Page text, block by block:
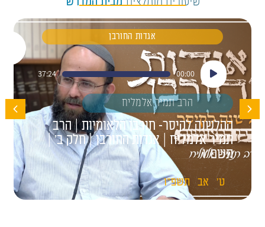
אגדות החורבן
נגן
אודיו
00:00
37:24
הרב תמיר אלמליח
ההלשנה לקיסר- חורבן הלאומיות | הרב
תמיר אלמליח | אגדות החורבן | חלק ב' |
תשפ"ו
ט' אב תשפ"ו